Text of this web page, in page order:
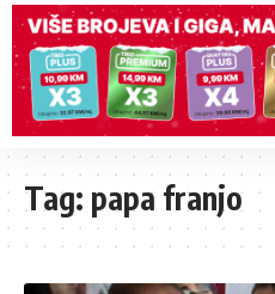
Tag: papa franjo